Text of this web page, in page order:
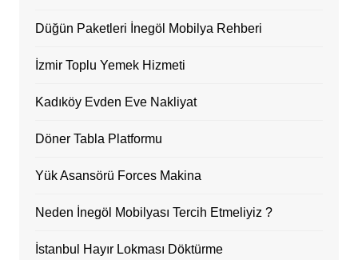
Düğün Paketleri İnegöl Mobilya Rehberi
İzmir Toplu Yemek Hizmeti
Kadıköy Evden Eve Nakliyat
Döner Tabla Platformu
Yük Asansörü Forces Makina
Neden İnegöl Mobilyası Tercih Etmeliyiz ?
İstanbul Hayır Lokması Döktürme